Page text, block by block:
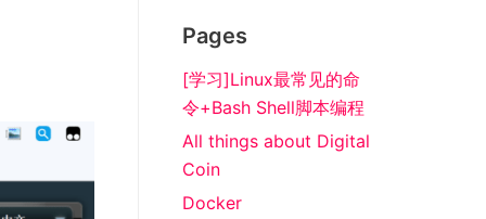
Pages
[学习]Linux最常见的命
令+Bash Shell脚本编程
All things about Digital
Coin
Docker